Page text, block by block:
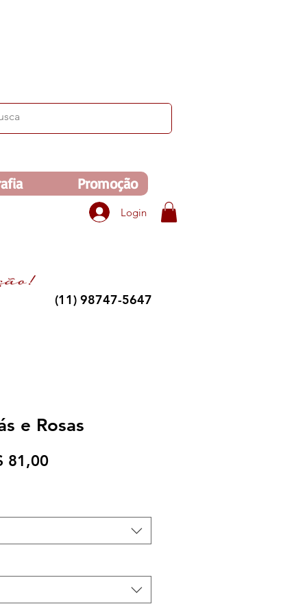
Promoção
Login
(11) 98747-5647
e Rosas
81,00Preço